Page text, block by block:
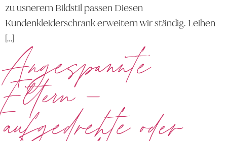
zu usnerem Bildstil passen Diesen
Kundenkleiderschrank erweitern wir ständig. Leihen
[…]
Angespannte
Eltern –
aufgedrehte oder